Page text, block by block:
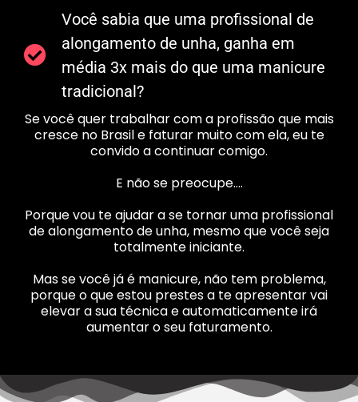
Você sabia que uma profissional de
alongamento de unha, ganha em
média 3x mais do que uma manicure
tradicional?
Se você quer trabalhar com a profissão que mais
cresce no Brasil e faturar muito com ela, eu te
convido a continuar comigo.
E não se preocupe….
Porque vou te ajudar a se tornar uma profissional
de alongamento de unha, mesmo que você seja
totalmente iniciante.
Mas se você já é manicure, não tem problema,
porque o que estou prestes a te apresentar vai
elevar a sua técnica e automaticamente irá
aumentar o seu faturamento.